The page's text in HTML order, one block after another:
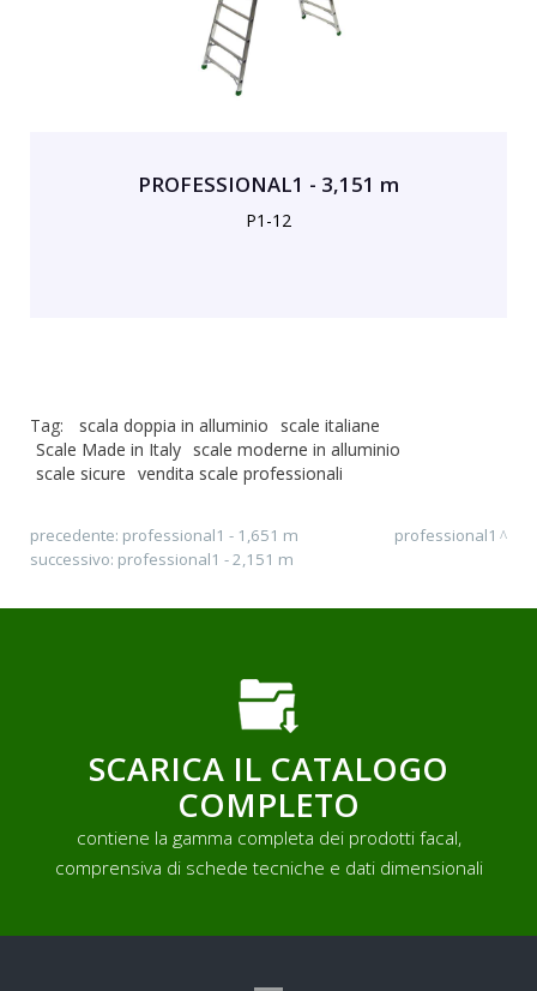
PROFESSIONAL1 - 3,151 m
P1-12
Tag: scala doppia in alluminio scale italiane
Scale Made in Italy scale moderne in alluminio
scale sicure vendita scale professionali
precedente: professional1 - 1,651 m
successivo: professional1 - 2,151 m
professional1
SCARICA IL CATALOGO
COMPLETO
contiene la gamma completa dei prodotti facal,
comprensiva di schede tecniche e dati dimensionali